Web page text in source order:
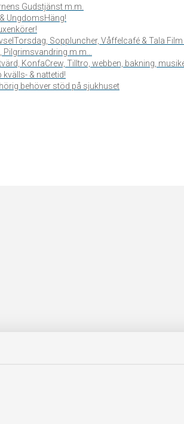
Gudstjänst m.m.
UngdomsHäng!
Soppluncher, Våffelcafé & Tala Film
Pilgrimsvandring m.m…
KonfaCrew, Tilltro, webben, bakning,
kvälls- & nattetid!
behöver stöd på sjukhuset